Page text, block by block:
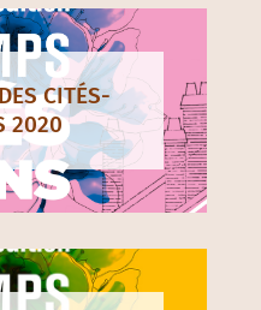
CITÉS-
2020